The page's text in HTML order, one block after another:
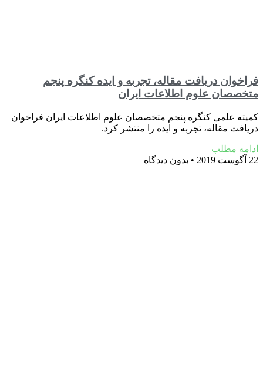
فراخوان دریافت مقاله، تجربه و ایده کنگره پنجم
متخصصان علوم اطلاعات ایران
کمیته علمی کنگره پنجم متخصصان علوم اطلاعات ایران فراخوان
دریافت مقاله، تجربه و ایده را منتشر کرد.
ادامه مطلب
22 آگوست 2019
بدون دیدگاه